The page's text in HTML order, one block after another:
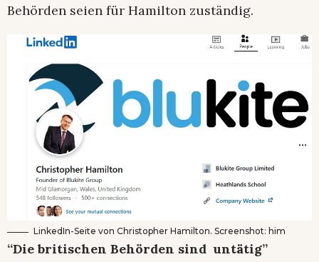
Behörden seien für Hamilton zuständig.
LinkedIn-Seite von Christopher Hamilton. Screenshot: him
“Die britischen Behörden sind untätig”